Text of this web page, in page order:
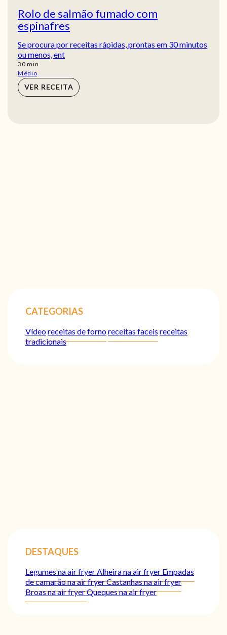
Rolo de salmão fumado com
espinafres
Se procura por receitas rápidas, prontas em 30 minutos
ou menos, ent
30min
min
Médio
VER RECEITA
CATEGORIAS
Vídeoreceitas de fornoreceitas faceis receitas
tradicionais
DESTAQUES
Legumes na air fryer Alheira na air fryer Empadas
de camarão na air fryerCastanhas na air fryer
Broas na air fryerQueques na air fryer